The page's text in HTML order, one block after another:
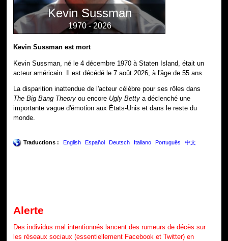
Kevin Sussman
1970 - 2026
Kevin Sussman est mort
Kevin Sussman, né le 4 décembre 1970 à Staten Island, était un
acteur américain. Il est décédé le 7 août 2026, à l'âge de 55 ans.
La disparition inattendue de l'acteur célèbre pour ses rôles dans
The Big Bang Theory ou encore Ugly Betty a déclenché une
importante vague d'émotion aux États-Unis et dans le reste du
monde.
Traductions : English Español Deutsch Italiano Português 中文
Alerte
Des individus mal intentionnés lancent des rumeurs de décès sur
les réseaux sociaux (essentiellement Facebook et Twitter) en